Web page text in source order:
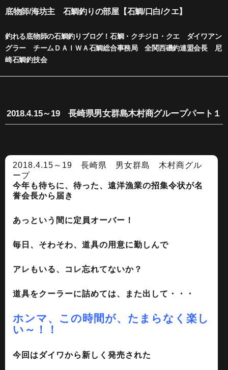
内
容
ス
キ
プ
底物師/海坊主 石鯛釣りの部屋【石鯛/口白/クエ】
釣れる底物師の石鯛釣りブログ！石鯛・クチジロ・クエ ダイワアン
グラー チームＤＡＩＷＡ石鯛総合事務局 全関西磯釣連盟会長 尼
崎石鯛釣技会
2018.4.15～19 長崎県男女群島木村商グループパート１
2018.4.15～19 長崎県 男女群島 木村商グル
ープ
今年も待ちに、待った、遠洋漁業の招集令状が名
誉会長から届き
あっという間に定員オーバー！
毎日、そわそわ、道具の用意に勤しんで
アレもいる、コレ忘れてないか？
道具をクーラーに詰めては、また出して・・・
ホンマ、この時間が、たまらなく楽し
い～！！
今回はダイワから新しく発売された